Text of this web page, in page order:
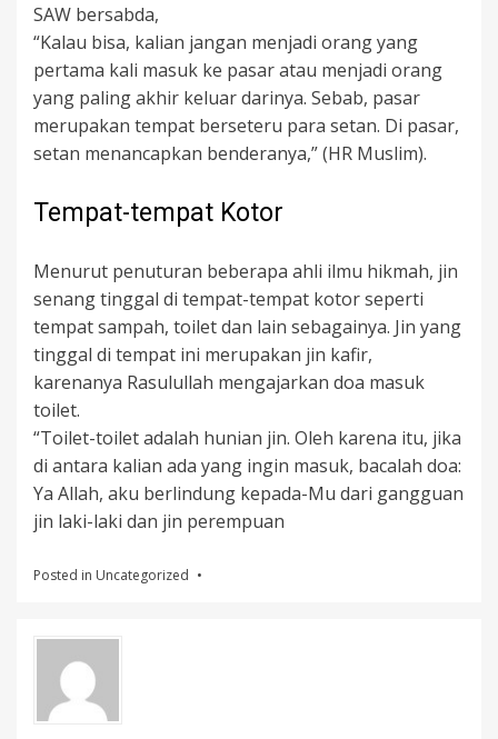
SAW bersabda,
“Kalau bisa, kalian jangan menjadi orang yang
pertama kali masuk ke pasar atau menjadi orang
yang paling akhir keluar darinya. Sebab, pasar
merupakan tempat berseteru para setan. Di pasar,
setan menancapkan benderanya,” (HR Muslim).
Tempat-tempat Kotor
Menurut penuturan beberapa ahli ilmu hikmah, jin
senang tinggal di tempat-tempat kotor seperti
tempat sampah, toilet dan lain sebagainya. Jin yang
tinggal di tempat ini merupakan jin kafir,
karenanya Rasulullah mengajarkan doa masuk
toilet.
“Toilet-toilet adalah hunian jin. Oleh karena itu, jika
di antara kalian ada yang ingin masuk, bacalah doa:
Ya Allah, aku berlindung kepada-Mu dari gangguan
jin laki-laki dan jin perempuan
Posted in Uncategorized